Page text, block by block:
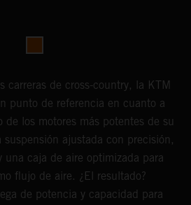
carreras de cross-country, la KTM
punto de referencia en cuanto a
de los motores más potentes de su
ajustada con precisión,
una caja de aire optimizada para
flujo de aire. ¿El resultado?
de potencia y capacidad para